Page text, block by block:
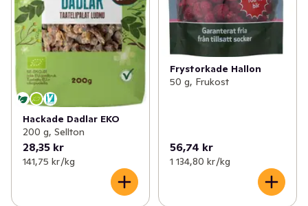
Hackade Dadlar EKO
200 g, Sellton
28,35 kr
141,75 kr /kg
Frystorkade Hallon
50 g, Frukost
56,74 kr
1 134,80 kr /kg